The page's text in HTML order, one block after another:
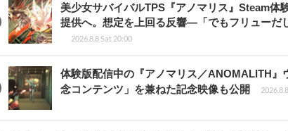
美少女サバイバルTPS『アノマリス』Steam体
提供へ。想定を上回る反響―「でもフリューだ
2026.8.8 Sat 20:00
体験版配信中の『アノマリス／ANOMALITH』
念コンテンツ」を兼ねた記念映像も公開